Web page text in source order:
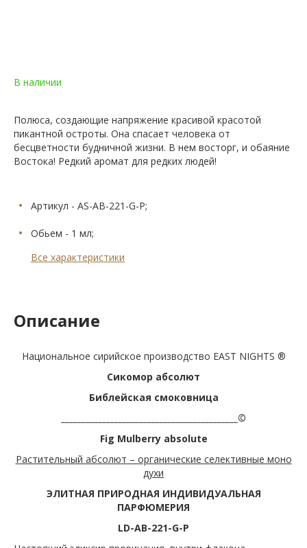
В наличии
Полюса, создающие напряжение красивой красотой
пикантной остроты. Она спасает человека от
бесцветности будничной жизни. В нем восторг, и обаяние
Востока! Редкий аромат для редких людей!
Артикул - AS-AB-221-G-P;
Обьем - 1 мл;
Все характеристики
Описание
Национальное сирийское производство EAST NIGHTS ®
Сикомор абсолют
Библейская смоковница
___________________________________________©
Fig Mulberry absolute
Растительный абсолют – органические селективные моно
духи
ЭЛИТНАЯ ПРИРОДНАЯ ИНДИВИДУАЛЬНАЯ
ПАРФЮМЕРИЯ
LD-AB-221-G-P